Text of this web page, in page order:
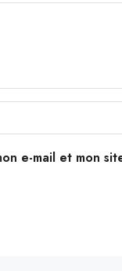
e-mail et mon